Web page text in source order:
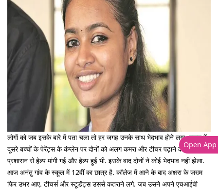
लोगों को जब इसके बारे में पता चला तो हर जगह उनके साथ भेदभाव होने लगा. स्कूल में
दूसरे बच्चों के पेरेंट्स के कंप्लेन पर दोनों को अलग कमरा और टीचर पढ़ाने को दिए गए.
प्रशासन से हेल्प मांगी गई और हेल्प हुई भी. इसके बाद दोनों ने कोई भेदभाव नहीं झेला.
आज अनंतु गांव के स्कूल में 12वीं का छात्र है. कॉलेज में आने के बाद अक्षरा के जख्म
फिर उभर आए. टीचर्स और स्टूडेंट्स उससे कतराने लगे. जब उसने अपने एचआईवी
Open App